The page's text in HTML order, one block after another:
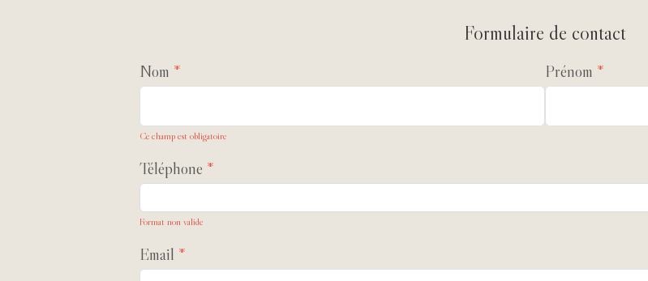
Formulaire de contact
Nom
Ce champ est obligatoire
Prénom
Téléphone
Format non valide
Email